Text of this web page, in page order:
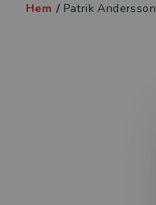
Hem / Patrik Andersson